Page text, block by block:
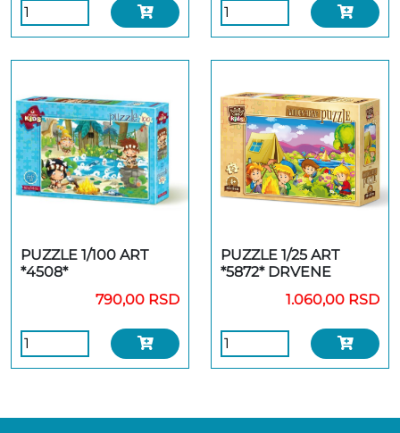
PUZZLE 1/100 ART
*4508*
790,00 RSD
PUZZLE 1/25 ART
*5872* DRVENE
1.060,00 RSD